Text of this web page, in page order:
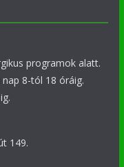
programok alatt.
8-tól 18 óráig.
149.